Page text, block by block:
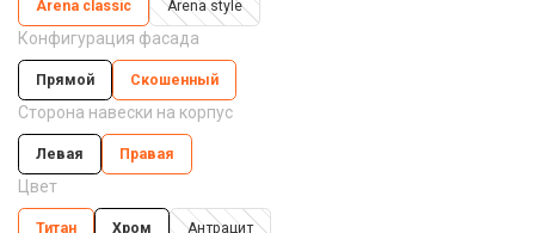
Arena classic Arena style
Конфигурация фасада
Прямой Скошенный
Сторона навески на корпус
Левая Правая
Цвет
Титан Хром Антрацит